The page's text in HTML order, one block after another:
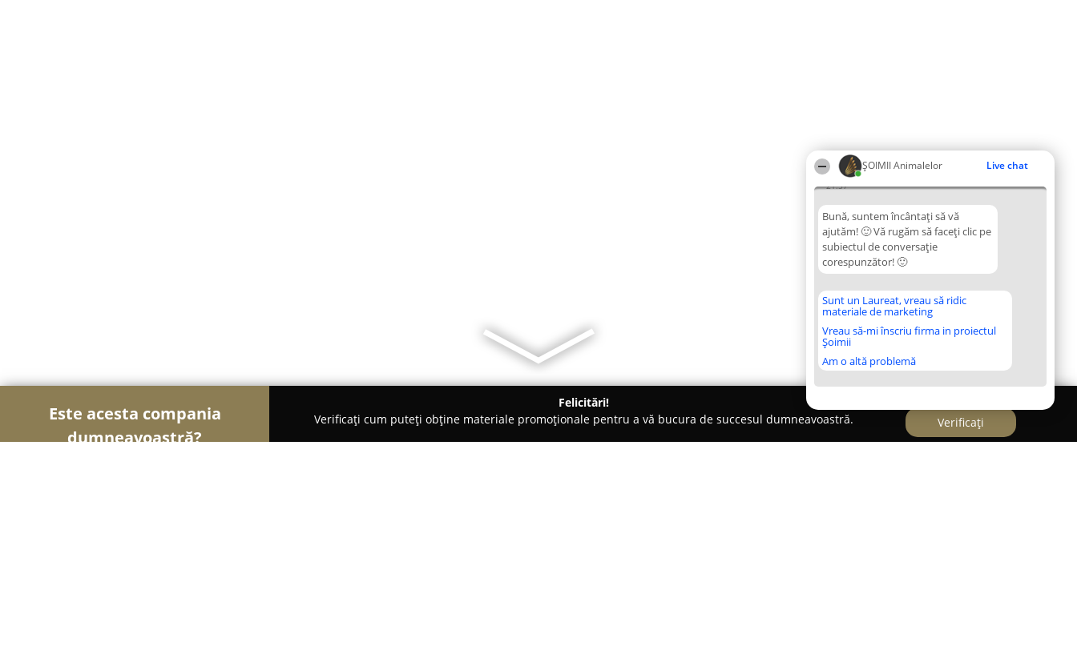
ŞOIMII Animalelor Live chat
21:57
Bună, suntem încântați să vă
ajutăm! 🙂 Vă rugăm să faceți clic pe
subiectul de conversație
corespunzător! 🙂
Sunt un Laureat, vreau să ridic
materiale de marketing
Vreau să-mi înscriu firma in proiectul
Șoimii
Am o altă problemă
Este acesta compania
dumneavoastră?
Felicitări!
Verificați cum puteți obține materiale promoționale pentru a vă bucura de succesul dumneavoastră.
Verificați